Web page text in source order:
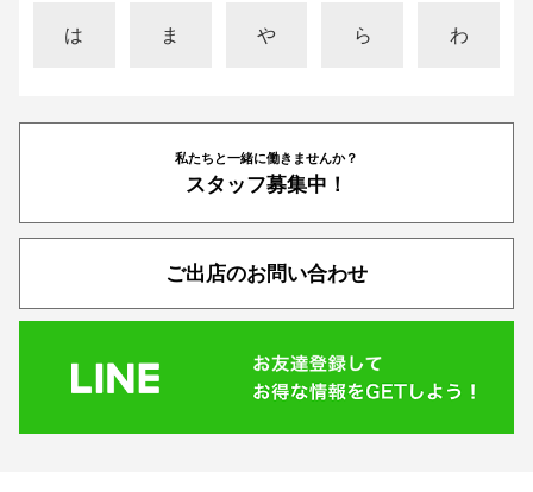
は ま や ら わ
私たちと一緒に働きませんか？
スタッフ募集中！
ご出店のお問い合わせ